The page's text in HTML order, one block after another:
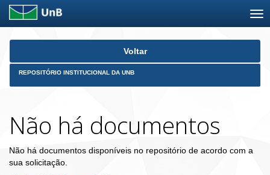
Skip
Voltar
REPOSITÓRIO INSTITUCIONAL DA UNB
Não há documentos
Não há documentos disponíveis no repositório de acordo com a
sua solicitação.